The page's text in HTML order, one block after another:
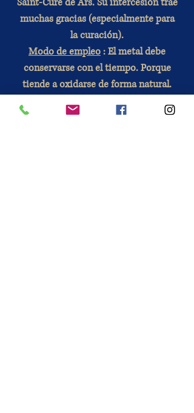
Saint-Curé de Ars. Su intercesión trae
muchas gracias (especialmente para
la curación).
Modo de empleo: El metal debe
conservarse con el tiempo. Porque
tiende a oxidarse de forma natural.